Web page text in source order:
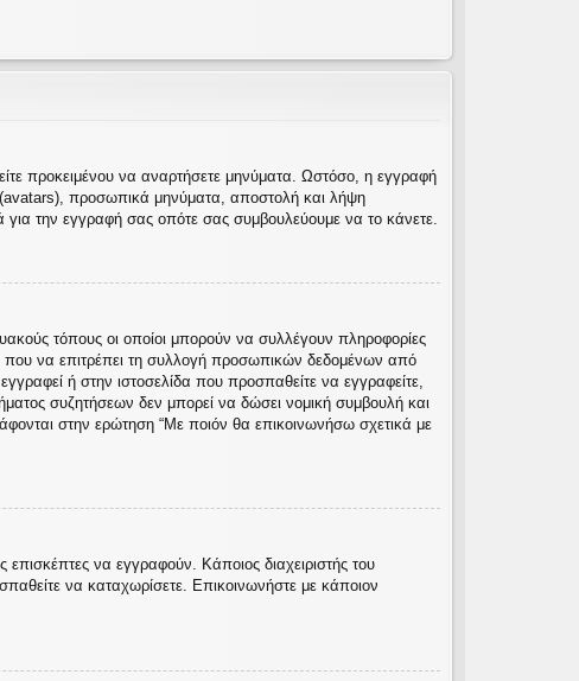
προκειμένου να αναρτήσετε μηνύματα. Ωστόσο, η εγγραφή
(avatars), προσωπικά μηνύματα, αποστολή και λήψη
την εγγραφή σας οπότε σας συμβουλεύουμε να το κάνετε.
τόπους οι οποίοι μπορούν να συλλέγουν πληροφορίες
να επιτρέπει τη συλλογή προσωπικών δεδομένων από
ή στην ιστοσελίδα που προσπαθείτε να εγγραφείτε,
συζητήσεων δεν μπορεί να δώσει νομική συμβουλή και
στην ερώτηση “Με ποιόν θα επικοινωνήσω σχετικά με
επισκέπτες να εγγραφούν. Κάποιος διαχειριστής του
να καταχωρίσετε. Επικοινωνήστε με κάποιον